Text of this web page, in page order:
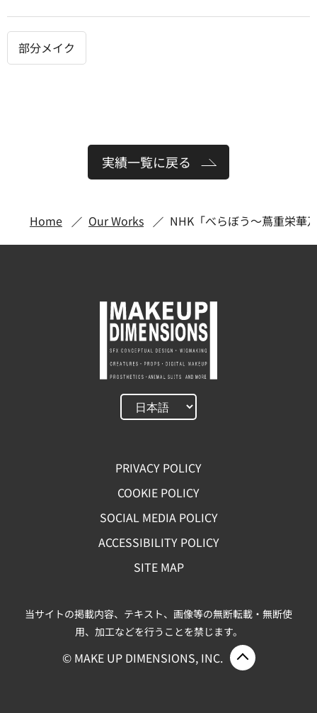
部分メイク
実績一覧に戻る
Home Our Works NHK「べらぼう〜蔦重栄華
PRIVACY POLICY
COOKIE POLICY
SOCIAL MEDIA POLICY
ACCESSIBILITY POLICY
SITE MAP
当サイトの掲載内容、テキスト、画像等の無断転載・無断使
用、加工などを行うことを禁じます。
© MAKE UP DIMENSIONS, INC. ページ上部